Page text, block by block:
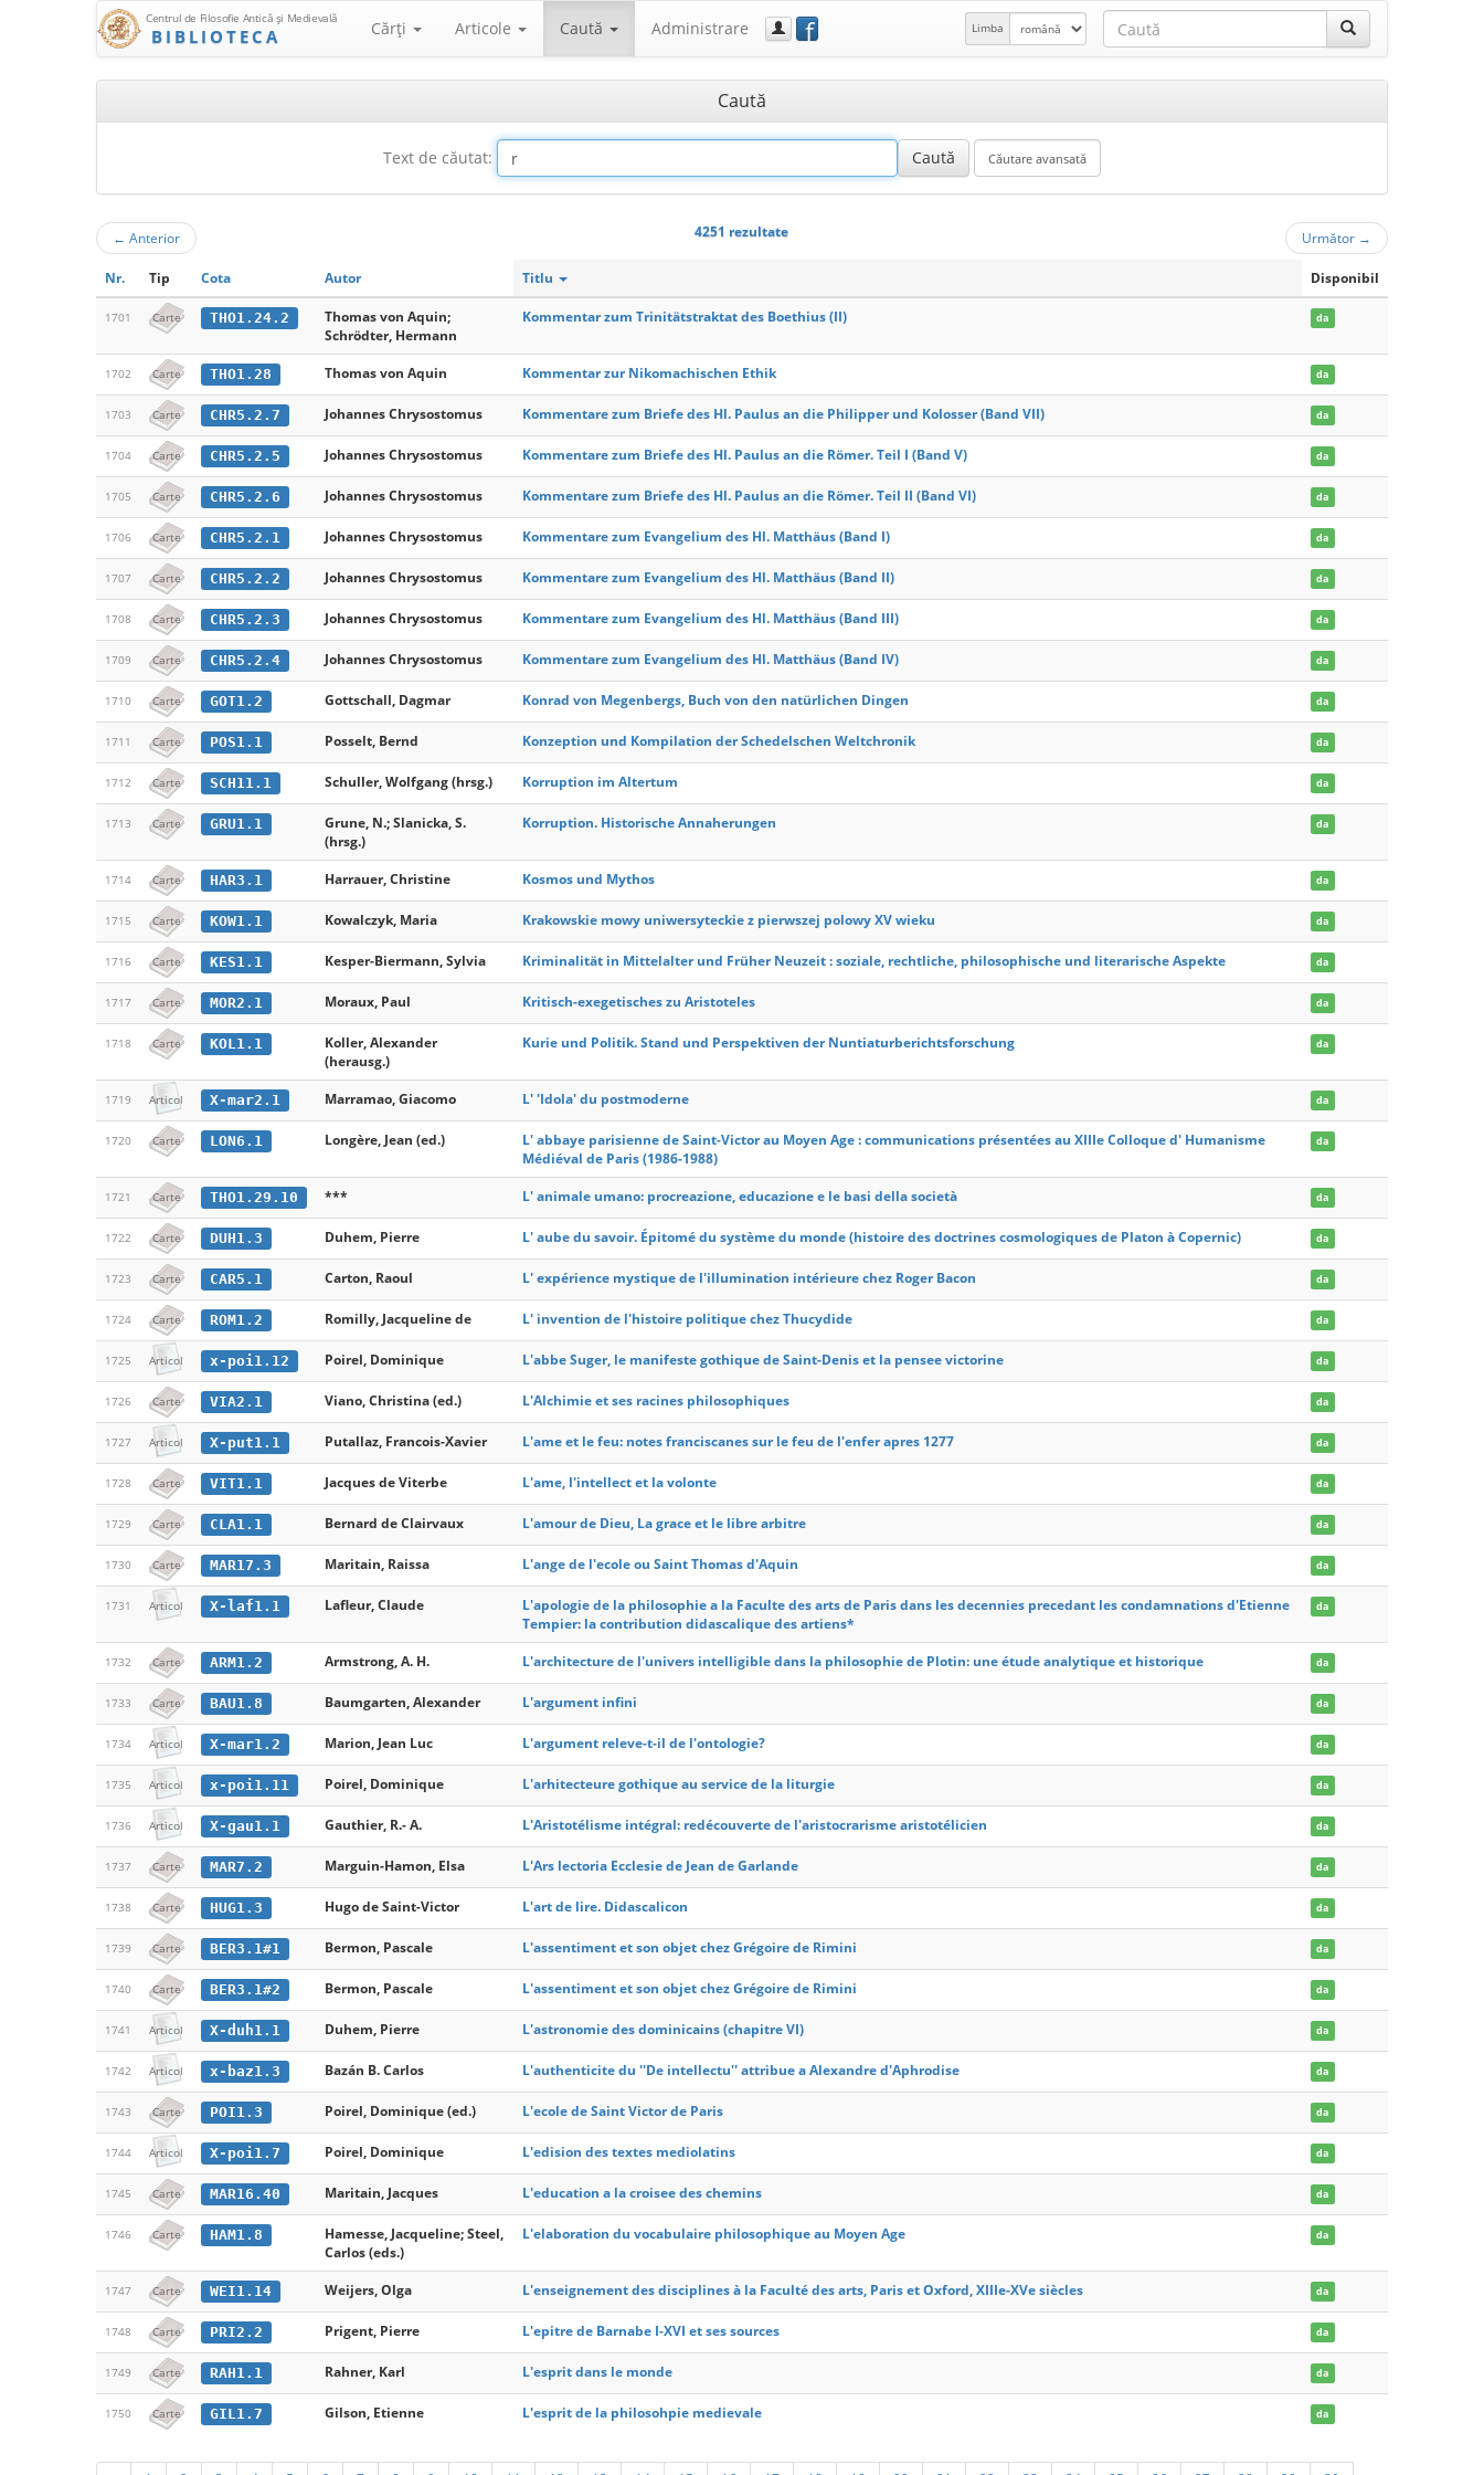
Centrul de Filosofie Antică şi Medievală
BIBLIOTECA Cărţi Articole Caută Administrare f Limba
Caută
Text de căutat:
← Anterior 4251 rezultate Următor →
Nr. Tip Cota Autor Titlu Disponibil
1701 Carte THO1.24.2
Thomas von Aquin;
Schrödter, Hermann
Kommentar zum Trinitätstraktat des Boethius (II) da
1702 Carte THO1.28 Thomas von Aquin Kommentar zur Nikomachischen Ethik da
1703 Carte CHR5.2.7 Johannes Chrysostomus Kommentare zum Briefe des Hl. Paulus an die Philipper und Kolosser (Band VII) da
1704 Carte CHR5.2.5 Johannes Chrysostomus Kommentare zum Briefe des Hl. Paulus an die Römer. Teil I (Band V) da
1705 Carte CHR5.2.6 Johannes Chrysostomus Kommentare zum Briefe des Hl. Paulus an die Römer. Teil II (Band VI) da
1706 Carte CHR5.2.1 Johannes Chrysostomus Kommentare zum Evangelium des Hl. Matthäus (Band I) da
1707 Carte CHR5.2.2 Johannes Chrysostomus Kommentare zum Evangelium des Hl. Matthäus (Band II) da
1708 Carte CHR5.2.3 Johannes Chrysostomus Kommentare zum Evangelium des Hl. Matthäus (Band III) da
1709 Carte CHR5.2.4 Johannes Chrysostomus Kommentare zum Evangelium des Hl. Matthäus (Band IV) da
1710 Carte GOT1.2 Gottschall, Dagmar Konrad von Megenbergs, Buch von den natürlichen Dingen da
1711 Carte POS1.1 Posselt, Bernd Konzeption und Kompilation der Schedelschen Weltchronik da
1712 Carte SCH11.1 Schuller, Wolfgang (hrsg.) Korruption im Altertum da
1713 Carte GRU1.1
Grune, N.; Slanicka, S.
(hrsg.)
Korruption. Historische Annaherungen da
1714 Carte HAR3.1 Harrauer, Christine Kosmos und Mythos da
1715 Carte KOW1.1 Kowalczyk, Maria Krakowskie mowy uniwersyteckie z pierwszej polowy XV wieku da
1716 Carte KES1.1 Kesper-Biermann, Sylvia Kriminalität in Mittelalter und Früher Neuzeit : soziale, rechtliche, philosophische und literarische Aspekte da
1717 Carte MOR2.1 Moraux, Paul Kritisch-exegetisches zu Aristoteles da
1718 Carte KOL1.1
Koller, Alexander
(herausg.)
Kurie und Politik. Stand und Perspektiven der Nuntiaturberichtsforschung da
1719 Articol X-mar2.1 Marramao, Giacomo L' 'Idola' du postmoderne da
1720 Carte LON6.1 Longère, Jean (ed.)
L' abbaye parisienne de Saint-Victor au Moyen Age : communications présentées au XIIIe Colloque d' Humanisme
Médiéval de Paris (1986-1988)
da
1721 Carte THO1.29.10 *** L' animale umano: procreazione, educazione e le basi della società da
1722 Carte DUH1.3 Duhem, Pierre L' aube du savoir. Épitomé du système du monde (histoire des doctrines cosmologiques de Platon à Copernic) da
1723 Carte CAR5.1 Carton, Raoul L' expérience mystique de l'illumination intérieure chez Roger Bacon da
1724 Carte ROM1.2 Romilly, Jacqueline de L' invention de l'histoire politique chez Thucydide da
1725 Articol x-poi1.12 Poirel, Dominique L'abbe Suger, le manifeste gothique de Saint-Denis et la pensee victorine da
1726 Carte VIA2.1 Viano, Christina (ed.) L'Alchimie et ses racines philosophiques da
1727 Articol X-put1.1 Putallaz, Francois-Xavier L'ame et le feu: notes franciscanes sur le feu de l'enfer apres 1277 da
1728 Carte VIT1.1 Jacques de Viterbe L'ame, l'intellect et la volonte da
1729 Carte CLA1.1 Bernard de Clairvaux L'amour de Dieu, La grace et le libre arbitre da
1730 Carte MAR17.3 Maritain, Raissa L'ange de l'ecole ou Saint Thomas d'Aquin da
1731 Articol X-laf1.1 Lafleur, Claude
L'apologie de la philosophie a la Faculte des arts de Paris dans les decennies precedant les condamnations d'Etienne
Tempier: la contribution didascalique des artiens*
da
1732 Carte ARM1.2 Armstrong, A. H. L'architecture de l'univers intelligible dans la philosophie de Plotin: une étude analytique et historique da
1733 Carte BAU1.8 Baumgarten, Alexander L'argument infini da
1734 Articol X-mar1.2 Marion, Jean Luc L'argument releve-t-il de l'ontologie? da
1735 Articol x-poi1.11 Poirel, Dominique L'arhitecteure gothique au service de la liturgie da
1736 Articol X-gau1.1 Gauthier, R.- A. L'Aristotélisme intégral: redécouverte de l'aristocrarisme aristotélicien da
1737 Carte MAR7.2 Marguin-Hamon, Elsa L'Ars lectoria Ecclesie de Jean de Garlande da
1738 Carte HUG1.3 Hugo de Saint-Victor L'art de lire. Didascalicon da
1739 Carte BER3.1#1 Bermon, Pascale L'assentiment et son objet chez Grégoire de Rimini da
1740 Carte BER3.1#2 Bermon, Pascale L'assentiment et son objet chez Grégoire de Rimini da
1741 Articol X-duh1.1 Duhem, Pierre L'astronomie des dominicains (chapitre VI) da
1742 Articol x-baz1.3 Bazán B. Carlos L'authenticite du ''De intellectu'' attribue a Alexandre d'Aphrodise da
1743 Carte POI1.3 Poirel, Dominique (ed.) L'ecole de Saint Victor de Paris da
1744 Articol X-poi1.7 Poirel, Dominique L'edision des textes mediolatins da
1745 Carte MAR16.40 Maritain, Jacques L'education a la croisee des chemins da
1746 Carte HAM1.8
Hamesse, Jacqueline; Steel,
Carlos (eds.)
L'elaboration du vocabulaire philosophique au Moyen Age da
1747 Carte WEI1.14 Weijers, Olga L'enseignement des disciplines à la Faculté des arts, Paris et Oxford, XIIIe-XVe siècles da
1748 Carte PRI2.2 Prigent, Pierre L'epitre de Barnabe I-XVI et ses sources da
1749 Carte RAH1.1 Rahner, Karl L'esprit dans le monde da
1750 Carte GIL1.7 Gilson, Etienne L'esprit de la philosohpie medievale da